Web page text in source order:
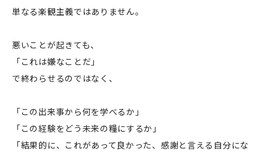
単なる楽観主義ではありません。
悪いことが起きても、
「これは嫌なことだ」
で終わらせるのではなく、
「この出来事から何を学べるか」
「この経験をどう未来の糧にするか」
「結果的に、これがあって良かった、感謝と言える自分にな